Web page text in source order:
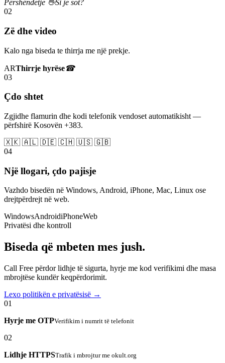
Përshëndetje 👋Si je sot?
02
Zë dhe video
Kalo nga biseda te thirrja me një prekje.
ARThirrje hyrëse☎
03
Çdo shtet
Zgjidhe flamurin dhe kodi telefonik vendoset automatikisht —
përfshirë Kosovën +383.
🇽🇰 🇦🇱 🇩🇪 🇨🇭 🇺🇸 🇬🇧
04
Një llogari, çdo pajisje
Vazhdo bisedën në Windows, Android, iPhone, Mac, Linux ose
drejtpërdrejt në web.
WindowsAndroidiPhoneWeb
Privatësi dhe kontroll
Biseda që mbeten mes jush.
Call Free përdor lidhje të sigurta, hyrje me kod verifikimi dhe masa
mbrojtëse kundër keqpërdorimit.
Lexo politikën e privatësisë →
01
Hyrje me OTPVerifikim i numrit të telefonit
02
Lidhje HTTPSTrafik i mbrojtur me okult.org